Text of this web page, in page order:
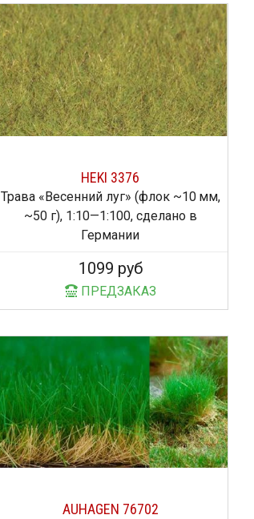
HEKI 3376
Трава «Весенний луг» (флок ~10 мм,
~50 г), 1:10—1:100, сделано в
Германии
1099 руб
ПРЕДЗАКАЗ
AUHAGEN 76702